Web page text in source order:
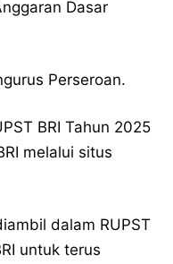
Dasar
Perseroan.
BRI Tahun 2025
melalui situs
dalam RUPST
untuk terus